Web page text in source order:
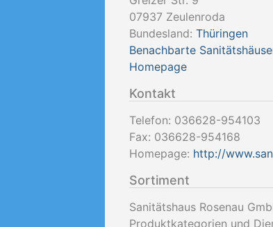
07937 Zeulenroda
Bundesland: Thüringen
Benachbarte
Homepage
Kontakt
Telefon: 036628-954103
Fax: 036628-954168
Homepage: http://
Sortiment
Sanitätshaus Rosenau
Produktkategorien und